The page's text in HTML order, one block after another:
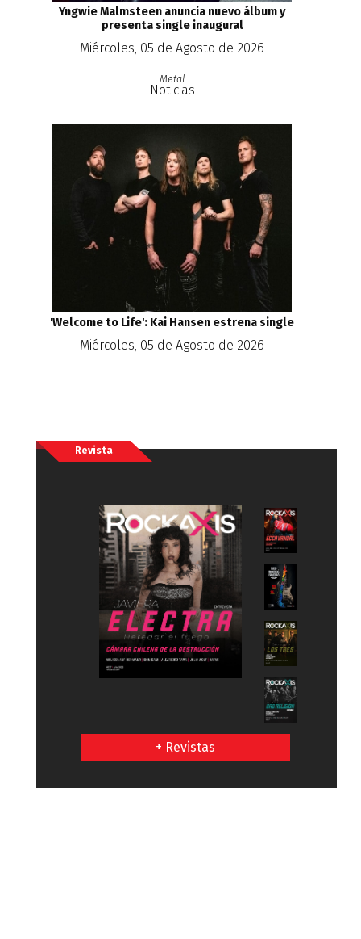
Yngwie Malmsteen anuncia nuevo álbum y
presenta single inaugural
Miércoles, 05 de Agosto de 2026
Metal
Noticias
'Welcome to Life': Kai Hansen estrena single
Miércoles, 05 de Agosto de 2026
Revista
+ Revistas